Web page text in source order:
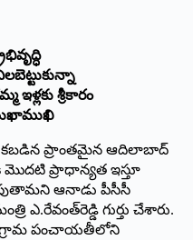
శ్రీకారం
ప్రాంతమైన ఆదిలాబాద్
మొదటి ప్రాధాన్యత ఇస్తూ
ఆనాడు పీసీసీ
ఎ.రేవంత్‌రెడ్డి గుర్తు చేశారు.
పంచాయతీలోని